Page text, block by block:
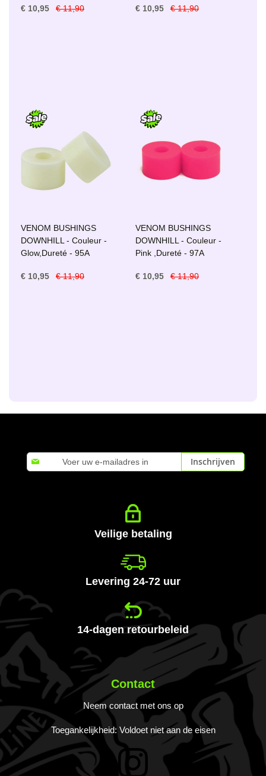
€ 10,95 € 11,90 € 10,95 € 11,90
VENOM BUSHINGS
DOWNHILL - Couleur -
Glow,Dureté - 95A
€ 10,95 € 11,90
VENOM BUSHINGS
DOWNHILL - Couleur -
Pink ,Dureté - 97A
€ 10,95 € 11,90
Abonneer
u
Inschrijven
Veilige betaling
Levering 24-72 uur
14-dagen retourbeleid
Contact
Neem contact met ons op
Toegankelijkheid: Voldoet niet aan de eisen